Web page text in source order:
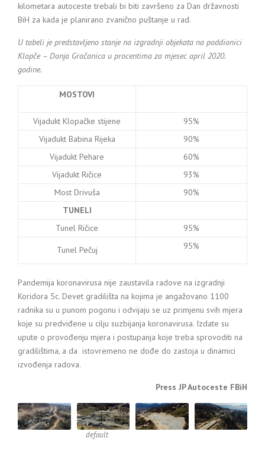
kilometara autoceste trebali bi biti završeno za Dan državnosti
BiH za kada je planirano zvanično puštanje u rad.
U tabeli je predstavljeno stanje na izgradnji objekata na poddionici
Klopče – Donja Gračanica u procentima za mjesec april 2020.
godine.
MOSTOVI
Vijadukt Klopačke stijene
95%
Vijadukt Babina Rijeka
90%
Vijadukt Pehare
60%
Vijadukt Ričice
93%
Most Drivuša
90%
TUNELI
Tunel Ričice
95%
Tunel Pečuj 95%
Pandemija koronavirusa nije zaustavila radove na izgradnji
Koridora 5c. Devet gradilišta na kojima je angažovano 1100
radnika su u punom pogonu i odvijaju se uz primjenu svih mjera
koje su predviđene u cilju suzbijanja koronavirusa. Izdate su
upute o provođenju mjera i postupanja koje treba sprovoditi na
gradilištima, a da istovremeno ne dođe do zastoja u dinamici
izvođenja radova.
Press JP Autoceste FBiH
default